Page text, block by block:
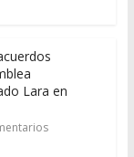
Lara en